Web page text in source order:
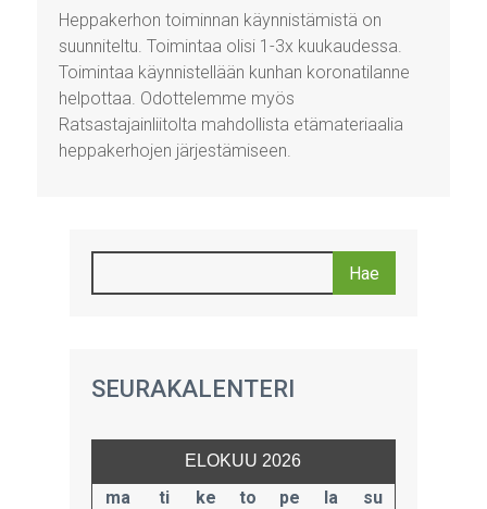
Heppakerhon toiminnan käynnistämistä on
suunniteltu. Toimintaa olisi 1-3x kuukaudessa.
Toimintaa käynnistellään kunhan koronatilanne
helpottaa. Odottelemme myös
Ratsastajainliitolta mahdollista etämateriaalia
heppakerhojen järjestämiseen.
SEURAKALENTERI
ELOKUU 2026
ma ti ke to pe la su